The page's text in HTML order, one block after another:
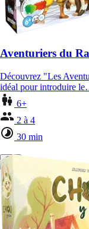
Aventuriers du
Découvrez "Les
idéal pour introduire
6+
2 à 4
30 min